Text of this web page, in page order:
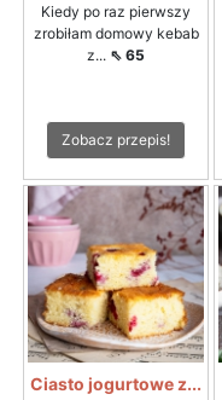
Kiedy po raz pierwszy
zrobiłam domowy kebab
z... ⇖ 65
Zobacz przepis!
Ciasto jogurtowe z...